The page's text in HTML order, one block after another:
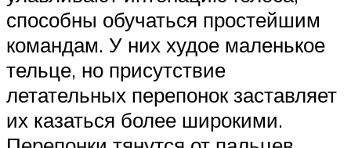
способны обучаться простейшим
командам. У них худое маленькое
тельце, но присутствие
летательных перепонок заставляет
их казаться более широкими.